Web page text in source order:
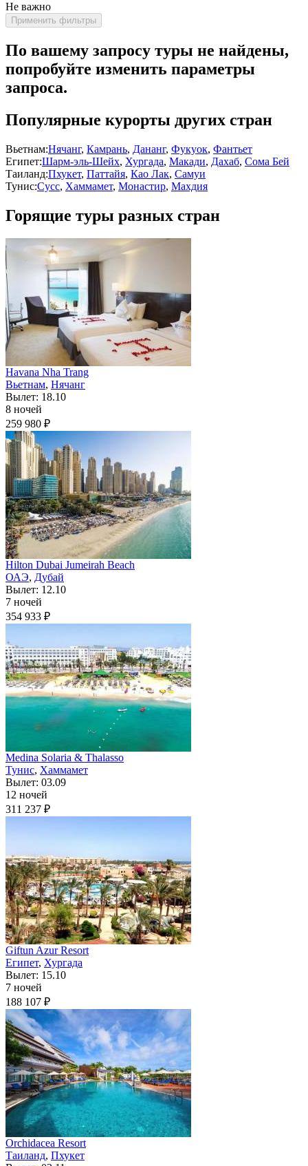
Не важно
Применить фильтры
По вашему запросу туры не найдены,
попробуйте изменить параметры
запроса.
Популярные курорты других стран
Вьетнам:Нячанг, Камрань, Дананг, Фукуок, Фантьет
Египет:Шарм-эль-Шейх, Хургада, Макади, Дахаб, Сома Бей
Таиланд:Пхукет, Паттайя, Као Лак, Самуи
Тунис:Сусс, Хаммамет, Монастир, Махдия
Горящие туры разных стран
Havana Nha Trang
Вьетнам, Нячанг
Вылет: 18.10
8 ночей
259 980 ₽
Hilton Dubai Jumeirah Beach
ОАЭ, Дубай
Вылет: 12.10
7 ночей
354 933 ₽
Medina Solaria & Thalasso
Тунис, Хаммамет
Вылет: 03.09
12 ночей
311 237 ₽
Giftun Azur Resort
Египет, Хургада
Вылет: 15.10
7 ночей
188 107 ₽
Orchidacea Resort
Таиланд, Пхукет